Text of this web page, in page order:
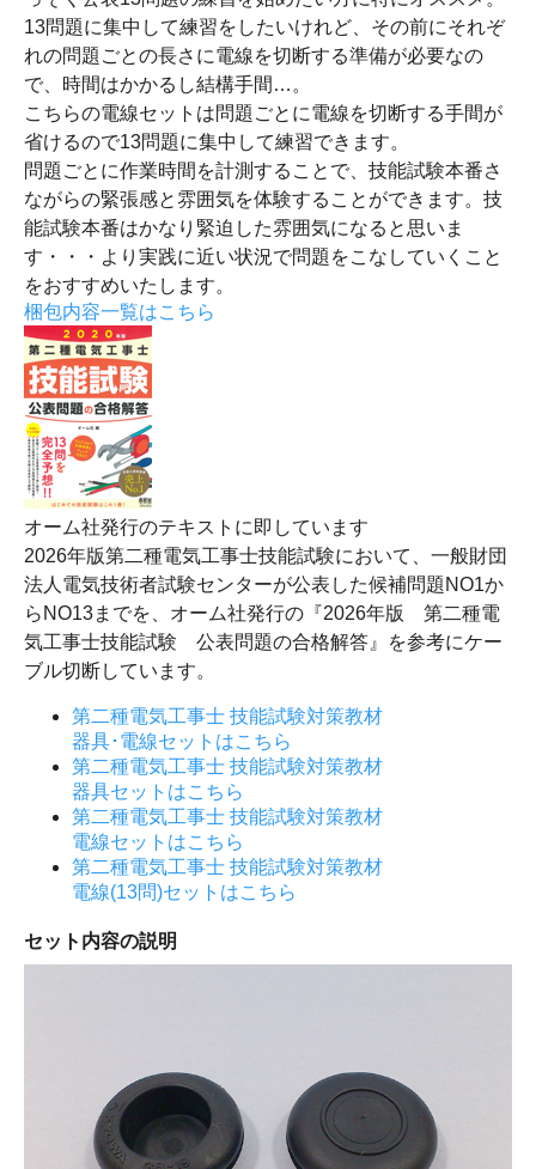
13問題に集中して練習をしたいけれど、その前にそれぞ
れの問題ごとの長さに電線を切断する準備が必要なの
で、時間はかかるし結構手間…。
こちらの電線セットは問題ごとに電線を切断する手間が
省けるので13問題に集中して練習できます。
問題ごとに作業時間を計測することで、技能試験本番さ
ながらの緊張感と雰囲気を体験することができます。技
能試験本番はかなり緊迫した雰囲気になると思いま
す・・・より実践に近い状況で問題をこなしていくこと
をおすすめいたします。
梱包内容一覧はこちら
オーム社発行のテキストに即しています
2026年版第二種電気工事士技能試験において、一般財団
法人電気技術者試験センターが公表した候補問題NO1か
らNO13までを、オーム社発行の『2026年版 第二種電
気工事士技能試験 公表問題の合格解答』を参考にケー
ブル切断しています。
第二種電気工事士 技能試験対策教材
器具･電線セットはこちら
第二種電気工事士 技能試験対策教材
器具セットはこちら
第二種電気工事士 技能試験対策教材
電線セットはこちら
第二種電気工事士 技能試験対策教材
電線(13問)セットはこちら
セット内容の説明